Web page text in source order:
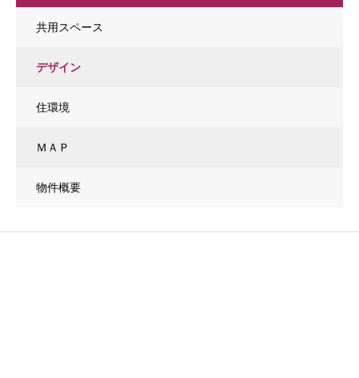
共用スペース
デザイン
住環境
ＭＡＰ
物件概要